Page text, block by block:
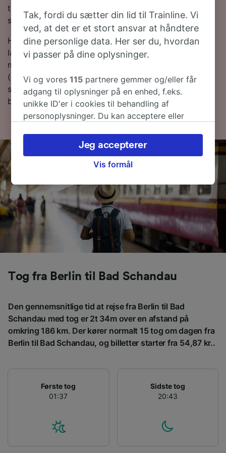
tidligere du bestiller dine billetter, desto mere vil du
spare!
Har du lyst til at bestille dine togbilletter nu? Så bare
lav en søgning med os i dag. Hvis du vil finde ud af
mere om rejsen, så læs videre om togplaner
(deriblandt om de første og sidste togtider), ofte
stillede spørgsmål og tips til, hvordan du bestiller
billige togbilletter.
Tog fra Berlin til Bad Schandau
Den gennemsnitlige tid at rejse fra Berlin til Bad
Schandau med tog er 2t 34m over en afstand på
omkring 186 km. Der kører normalt 15 tog om dagen fra
Berlin til Bad Schandau, og billetter starter fra 54,87 kr..
Første tog
01:37
Sidste tog
20:43
Tak, fordi du sætter din lid til Trainline. Vi
ved, at det er et stort ansvar at håndtere
dine personlige data. Her ser du, hvordan
vi passer på dine oplysninger.
Vi og vores115 partnere gemmer og/eller får
adgang til oplysninger på en enhed, f.eks.
unikke ID'er i cookies til behandling af
personoplysninger. Du kan acceptere eller
herunder din ret til at gøre indsigelse, hvor
legitim interesse bruges, eller når som helst på
siden om privatlivspolitik. Disse valg
browsingdata. Dine data vil ikke blive brugt til
sporingsformål, hvis du har bedt os om ikke at
spore dig.
Vi og vores partnere behandler data for at
levere:
Bruge præcise geografiske
enhedskarakteristika til identifikation.
annoncerings- og indholdsmåling,
målgruppeundersøgelser og udvikling af
tjenester.
Liste over partnere (leverandører)
Vis formål
Jeg accepterer